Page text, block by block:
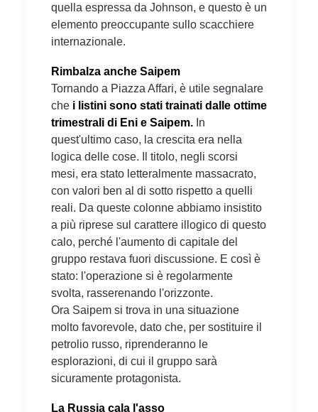
quella espressa da Johnson, e questo è un
elemento preoccupante sullo scacchiere
internazionale.
Rimbalza anche Saipem
Tornando a Piazza Affari, è utile segnalare
che i listini sono stati trainati dalle ottime
trimestrali di Eni e Saipem. In
quest'ultimo caso, la crescita era nella
logica delle cose. Il titolo, negli scorsi
mesi, era stato letteralmente massacrato,
con valori ben al di sotto rispetto a quelli
reali. Da queste colonne abbiamo insistito
a più riprese sul carattere illogico di questo
calo, perché l'aumento di capitale del
gruppo restava fuori discussione. E così è
stato: l'operazione si è regolarmente
svolta, rasserenando l'orizzonte.
Ora Saipem si trova in una situazione
molto favorevole, dato che, per sostituire il
petrolio russo, riprenderanno le
esplorazioni, di cui il gruppo sarà
sicuramente protagonista.
La Russia cala l'asso